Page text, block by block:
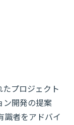
プロジェクト
ン開発の提案
識者をアドバイ